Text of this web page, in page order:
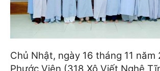
Chủ Nhật, ngày 16 tháng 11 năm